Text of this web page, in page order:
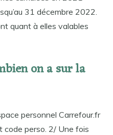
31 décembre 2022.
quant à elles valables
on a sur la
personnel Carrefour.fr
code perso. 2/ Une fois